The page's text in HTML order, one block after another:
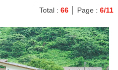
Total :66 │ Page :6/11